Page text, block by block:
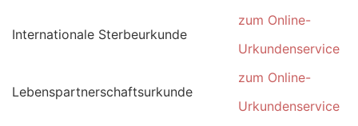
Internationale Sterbeurkunde
zum Online-
Urkundenservice
Lebenspartnerschaftsurkunde
zum Online-
Urkundenservice